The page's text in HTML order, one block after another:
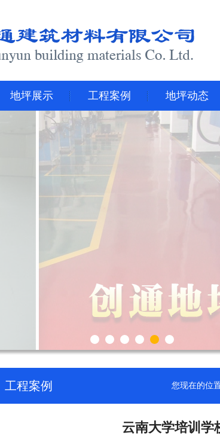
地坪展示 工程案例 地坪动态
您现在的位
工程案例
云南大学培训学